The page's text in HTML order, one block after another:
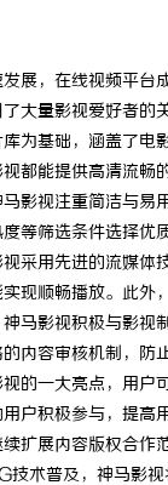
展，在线视频平
大量影视爱好者的
为基础，涵盖了电
都能提供高清流畅
影视注重简洁与易
等筛选条件选择优
采用先进的流媒体
现顺畅播放。此外
马影视积极与影视
内容审核机制，防
的一大亮点，用户
户积极参与，提高
扩展内容版权合作
技术普及，神马影